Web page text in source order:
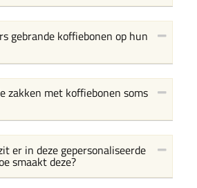
gebrande koffiebonen op hun
zakken met koffiebonen soms
er in deze gepersonaliseerde
smaakt deze?